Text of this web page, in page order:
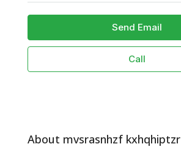
Send Email
Call
About mvsrasnhzf kxhqhiptzr